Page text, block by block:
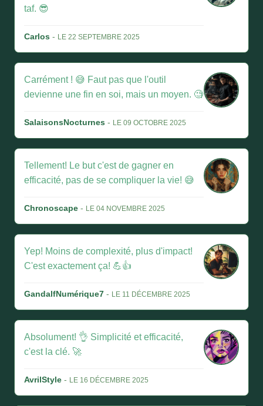
taf. 😎
Carlos - LE 22 SEPTEMBRE 2025
Carrément ! 😅 Faut pas que l'outil
devienne une fin en soi, mais un moyen. 🧐
SalaisonsNocturnes - LE 09 OCTOBRE 2025
Tellement! Le but c'est de gagner en
efficacité, pas de se compliquer la vie! 😅
Chronoscape - LE 04 NOVEMBRE 2025
Yep! Moins de complexité, plus d'impact!
C'est exactement ça! 💪👍
GandalfNumérique7 - LE 11 DÉCEMBRE 2025
Absolument! 👌 Simplicité et efficacité,
c'est la clé. 🚀
AvrilStyle - LE 16 DÉCEMBRE 2025